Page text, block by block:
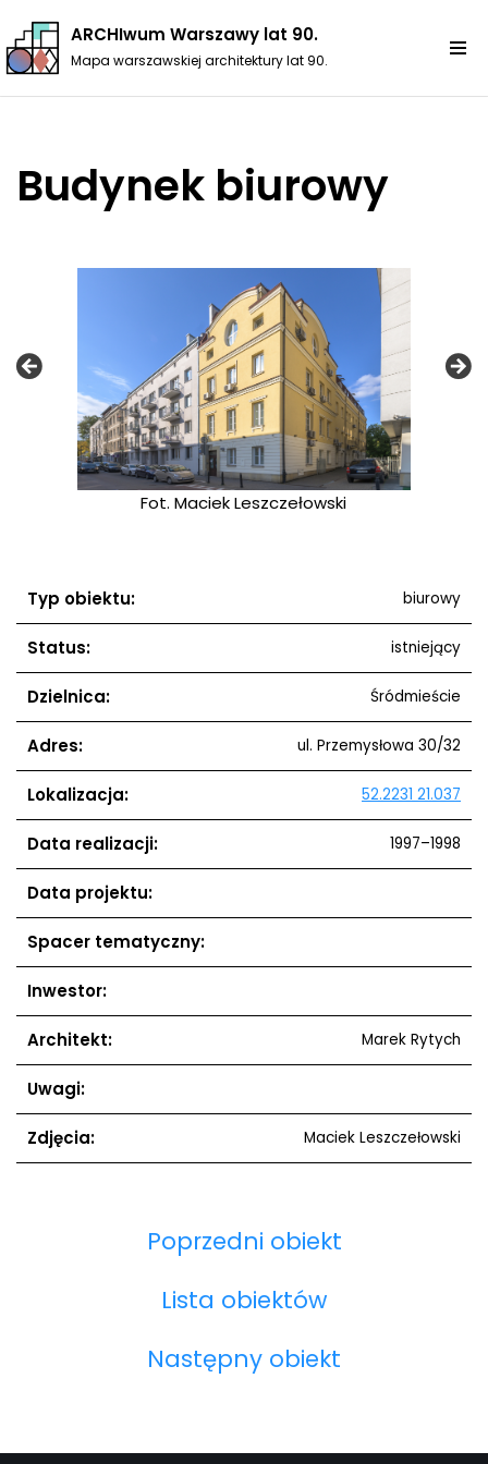
Przejdź
ARCHIwum Warszawy lat 90.
Mapa warszawskiej architektury lat 90.
Budynek biurowy
Fot. Maciek Leszczełowski
Typ obiektu: biurowy
Status: istniejący
Dzielnica: Śródmieście
Adres: ul. Przemysłowa 30/32
Lokalizacja: 52.2231 21.037
Data realizacji: 1997–1998
Data projektu:
Spacer tematyczny:
Inwestor:
Architekt: Marek Rytych
Uwagi:
Zdjęcia: Maciek Leszczełowski
Poprzedni obiekt
Lista obiektów
Następny obiekt